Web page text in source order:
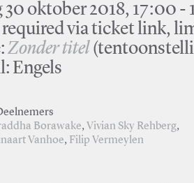
30 oktober 2018, 17:00 -
required via ticket link,
Zonder titel
Engels
Borawake, Vivian Sky Rehberg,
Vanhoe, Filip Vermeylen